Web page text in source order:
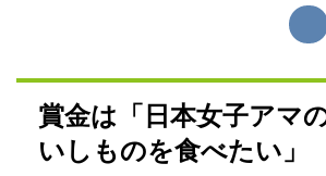
賞金は「日本女子アマ
いしものを食べたい」